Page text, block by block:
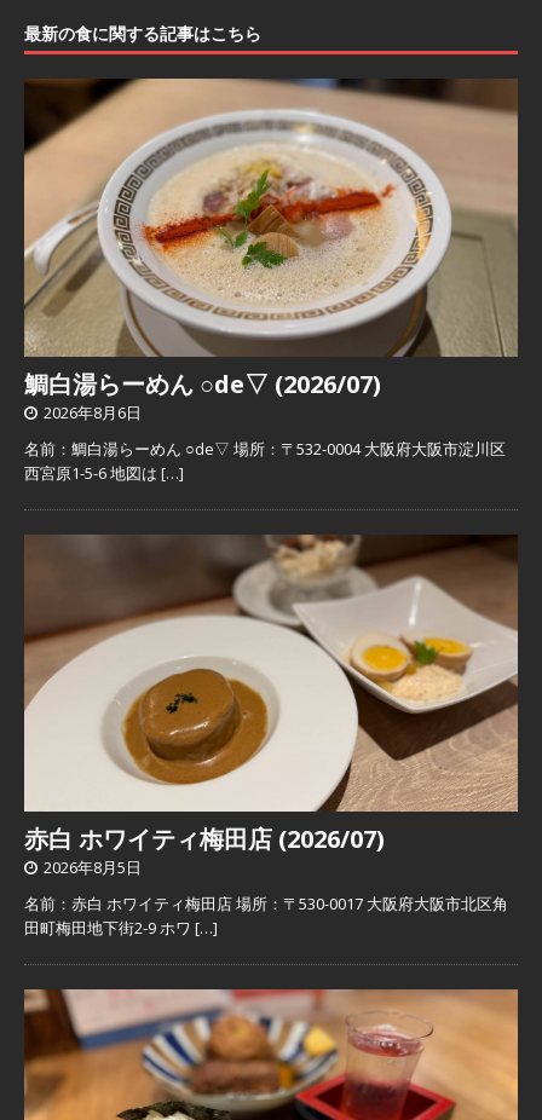
最新の食に関する記事はこちら
鯛白湯らーめん ○de▽ (2026/07)
2026年8月6日
名前：鯛白湯らーめん ○de▽ 場所：〒532-0004 大阪府大阪市淀川区
西宮原1-5-6 地図は […]
赤白 ホワイティ梅田店 (2026/07)
2026年8月5日
名前：赤白 ホワイティ梅田店 場所：〒530-0017 大阪府大阪市北区角
田町梅田地下街2-9 ホワ […]